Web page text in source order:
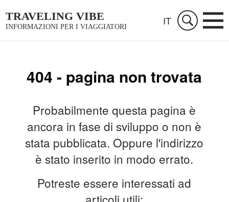
TRAVELING VIBE
INFORMAZIONI PER I VIAGGIATORI IT
404 - pagina non trovata
Probabilmente questa pagina è
ancora in fase di sviluppo o non è
stata pubblicata. Oppure l'indirizzo
è stato inserito in modo errato.
Potreste essere interessati ad
articoli utili: